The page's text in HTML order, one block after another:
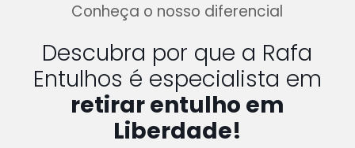
Conheça o nosso diferencial
Descubra por que a Rafa
Entulhos é especialista em
retirar entulho em
Liberdade!